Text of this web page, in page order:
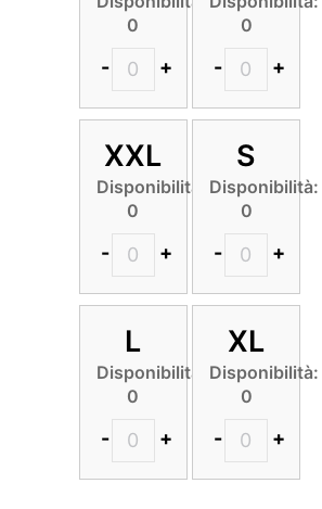
0
- +
0
- +
XXL
Disponibilità:
0
- +
S
Disponibilità:
0
- +
L
Disponibilità:
0
- +
XL
Disponibilità:
0
- +